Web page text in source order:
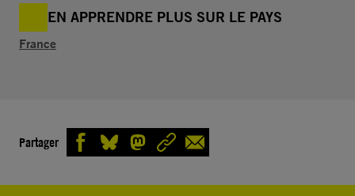
EN APPRENDRE PLUS SUR LE PAYS
France
Partager